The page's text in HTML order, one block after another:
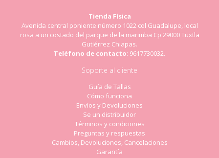
Tienda Física
Avenida central poniente número 1022 col Guadalupe, local
rosa a un costado del parque de la marimba Cp 29000 Tuxtla
Gutiérrez Chiapas.
Teléfono de contacto: 9617730032.
Soporte al cliente
Guía de Tallas
Cómo funciona
Envíos y Devoluciones
Se un distribuidor
Términos y condiciones
Preguntas y respuestas
Cambios, Devoluciones, Cancelaciones
Garantía